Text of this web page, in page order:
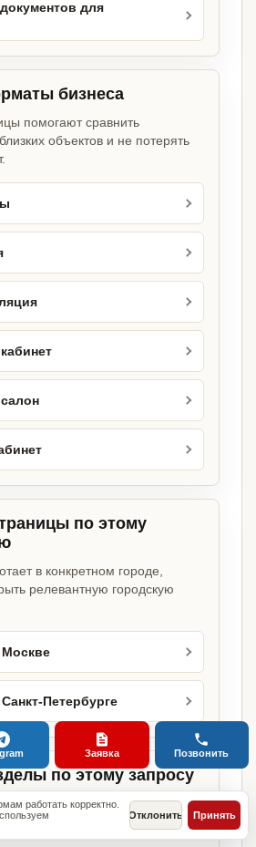
для
бизнеса
помогают сравнить
объектов и не потерять
по этому
в конкретном городе,
релевантную городскую
Петербурге
по этому запросу
дают более широкий
или региона без лишних
работать корректно.
Отклонить Принять
Заявка Позвонить